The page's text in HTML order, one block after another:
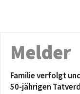
Melder
Familie verfolgt
50-jährigen